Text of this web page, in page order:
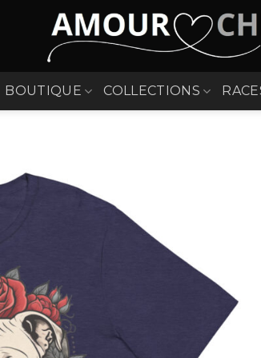
BOUTIQUE COLLECTIONS